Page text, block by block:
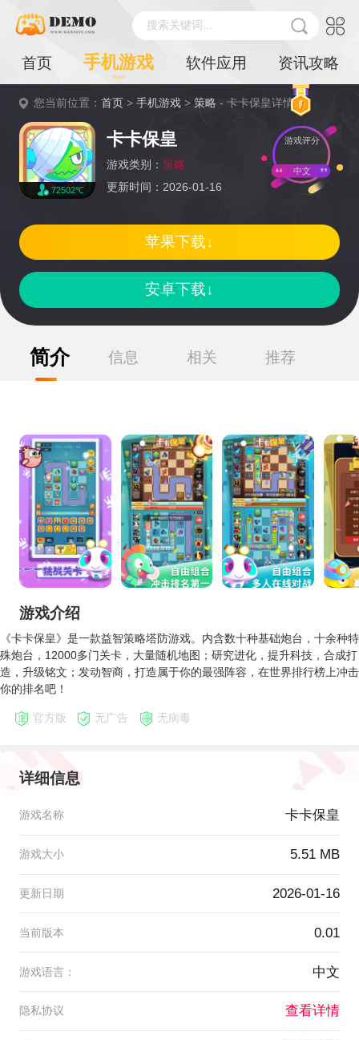
搜索关键词...
首页 手机游戏 软件应用 资讯攻略
您当前位置：首页 >手机游戏 >策略 - 卡卡保皇详情
72502℃
卡卡保皇
游戏类别： 策略
更新时间：2026-01-16
游戏评分
中文
安卓下载↓
苹果下载↓
简介 信息 相关 推荐
游戏介绍
《卡卡保皇》是一款益智策略塔防游戏。内含数十种基础炮台，十余种特
殊炮台，12000多门关卡，大量随机地图；研究进化，提升科技，合成打
造，升级铭文；发动智商，打造属于你的最强阵容，在世界排行榜上冲击
你的排名吧！
官方版 无广告 无病毒
详细信息
游戏名称 卡卡保皇
游戏大小 5.51 MB
更新日期 2026-01-16
当前版本 0.01
游戏语言： 中文
隐私协议 查看详情